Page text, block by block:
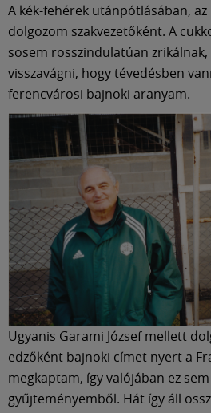
A kék-fehérek utánpótlásában,
dolgozom szakvezetőként. A
sosem rosszindulatúan zrikálnak,
visszavágni, hogy tévedésben
ferencvárosi bajnoki aranyam.
Ugyanis Garami József mellett
edzőként bajnoki címet nyert a
megkaptam, így valójában ez
gyűjteményemből. Hát így áll